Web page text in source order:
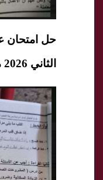
حل امتحان
الثاني 2026 محافظة القاهرة